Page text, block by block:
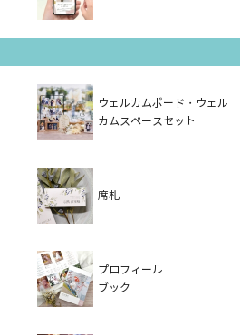
ウェルカムボード・ウェル
カムスペースセット
席札
プロフィール
ブック